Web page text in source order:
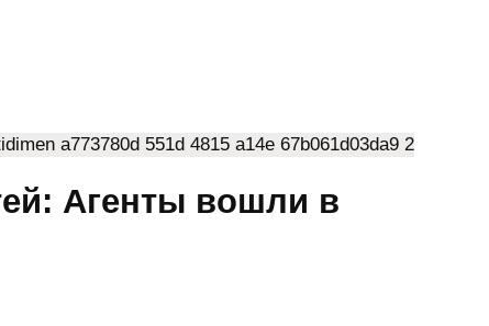
Агенты вошли в